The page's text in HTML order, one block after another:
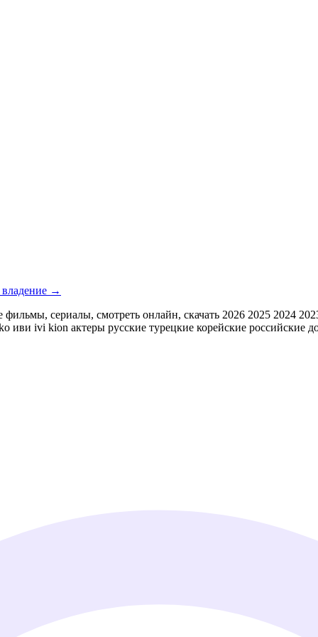
владение →
сериалы, смотреть онлайн, скачать 2026 2025 2024
иви ivi kion актеры русские турецкие корейские российские